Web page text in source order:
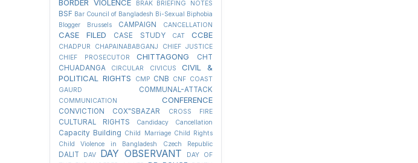
BORDER VIOLENCE
BRAK BRIEFING NOTES
BSF Bar Council of Bangladesh Bi-Sexual Biphobia
Blogger
Brussels CAMPAIGN CANCELLATION
CASE FILED CASE STUDY CAT CCBE
CHADPUR CHAPAINABABGANJ
CHIEF JUSTICE
CHIEF PROSECUTOR
CHITTAGONG
CHT
CHUADANGA
CIRCULAR CIVICUS
CIVIL &
POLITICAL RIGHTS
CMP CNB CNF COAST
GAURD
COMMUNAL-ATTACK
COMMUNICATION CONFERENCE
CONVICTION COX"SBAZAR CROSS FIRE
CULTURAL RIGHTS Candidacy Cancellation
Capacity Building Child Marriage Child Rights
Child Violence in Bangladesh
Czech Republic
DALIT DAV DAY OBSERVANT
DAY OF